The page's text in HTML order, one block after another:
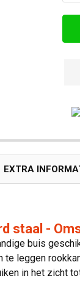
EXTRA
staal -
buis
leggen
in het zicht